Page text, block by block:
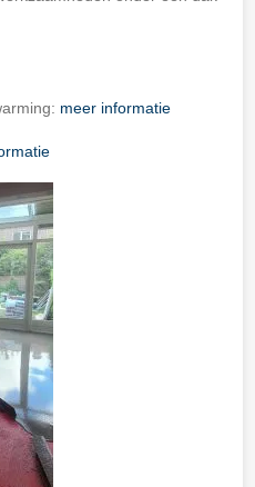
meer informatie